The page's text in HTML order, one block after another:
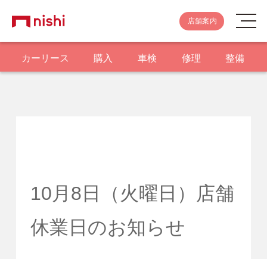
店舗案内
カーリース 購入 車検 修理 整備
10月8日（火曜日）店舗
休業日のお知らせ